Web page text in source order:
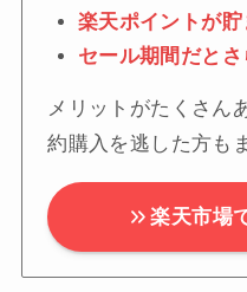
楽天ポイントが貯
セール期間だと
メリットがたくさん
約購入を逃した方も
楽天市場